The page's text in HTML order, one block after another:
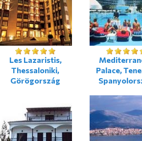
Les Lazaristis,
Thessaloniki,
Görögország
Palace,